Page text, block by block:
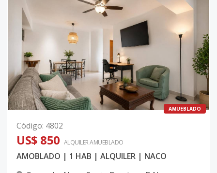
AMUEBLADO
Código: 4802
US$ 850 ALQUILERAMUEBLADO
AMOBLADO | 1 HAB | ALQUILER | NACO